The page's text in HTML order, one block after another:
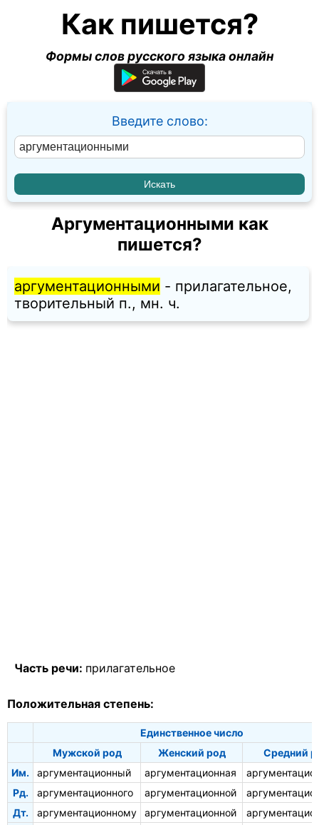
Как пишется?
Формы слов русского языка онлайн
Введите слово:
Аргументационными как
пишется?
аргументационными - прилагательное,
творительный п., мн. ч.
Часть речи: прилагательное
Положительная степень:
Единственное число
Мужской род
Женский род
Средний
Им.
аргументационный аргументационная
Рд.
аргументационного аргументационной
Дт.
аргументационному аргументационной